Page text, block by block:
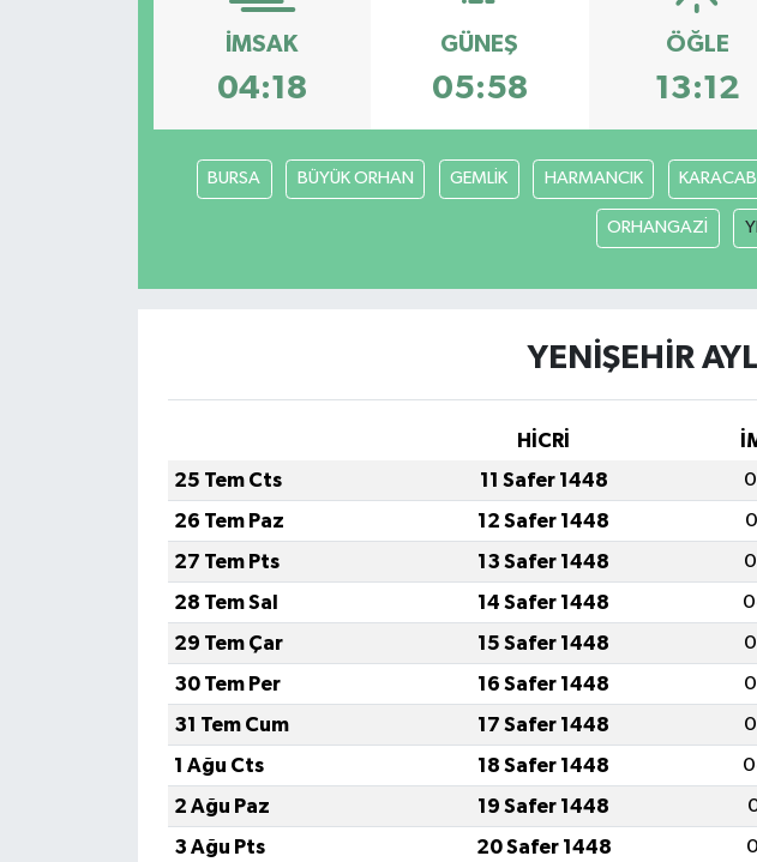
İMSAK
04:18
GÜNEŞ
05:58
ÖĞLE
13:12
BURSA BÜYÜK ORHAN GEMLİK HARMANCIK
ORHANGAZİ
YENİŞEHİR
HİCRİ
25 Tem Cts
11 Safer 1448
26 Tem Paz
12 Safer 1448
27 Tem Pts
13 Safer 1448
28 Tem Sal
14 Safer 1448
29 Tem Çar
15 Safer 1448
30 Tem Per
16 Safer 1448
31 Tem Cum
17 Safer 1448
1 Ağu Cts
18 Safer 1448
2 Ağu Paz
19 Safer 1448
3 Ağu Pts
20 Safer 1448
Vefat Edenler